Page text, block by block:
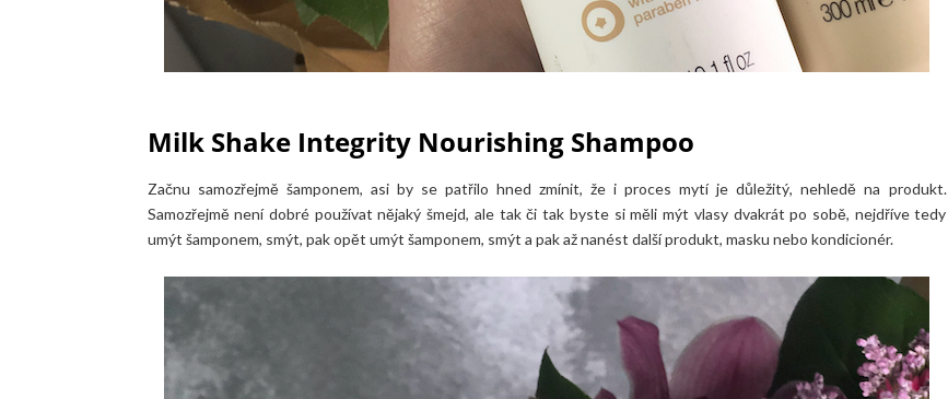
Milk Shake Integrity Nourishing Shampoo
Začnu samozřejmě šamponem, asi by se patřilo hned zmínit, že i proces mytí je důležitý, nehledě na produkt.
Samozřejmě není dobré používat nějaký šmejd, ale tak či tak byste si měli mýt vlasy dvakrát po sobě, nejdříve tedy
umýt šamponem, smýt, pak opět umýt šamponem, smýt a pak až nanést další produkt, masku nebo kondicionér.